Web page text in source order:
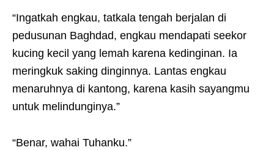
“Ingatkah engkau, tatkala tengah berjalan di
pedusunan Baghdad, engkau mendapati seekor
kucing kecil yang lemah karena kedinginan. Ia
meringkuk saking dinginnya. Lantas engkau
menaruhnya di kantong, karena kasih sayangmu
untuk melindunginya.”
“Benar, wahai Tuhanku.”